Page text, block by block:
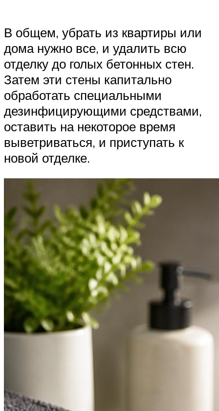
В общем, убрать из квартиры или
дома нужно все, и удалить всю
отделку до голых бетонных стен.
Затем эти стены капитально
обработать специальными
дезинфицирующими средствами,
оставить на некоторое время
выветриваться, и приступать к
новой отделке.